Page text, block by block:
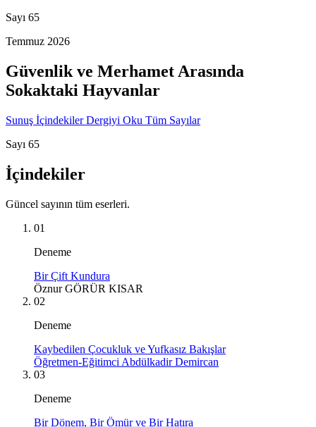
Sayı 65
Temmuz 2026
Güvenlik ve Merhamet Arasında
Sokaktaki Hayvanlar
Sunuş İçindekilerDergiyi Oku Tüm Sayılar
Sayı 65
İçindekiler
Güncel sayının tüm eserleri.
01
Deneme
Bir Çift Kundura
Öznur GÖRÜR KISAR
02
Deneme
Kaybedilen Çocukluk ve Yufkasız Bakışlar
Öğretmen-Eğitimci Abdülkadir Demircan
03
Deneme
Bir Dönem, Bir Ömür ve Bir Hatıra